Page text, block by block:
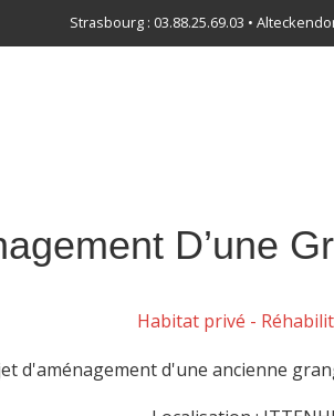
Strasbourg : 03.88.25.69.03 •
D’une
Habitat privé -
d'aménagement d'une ancienne